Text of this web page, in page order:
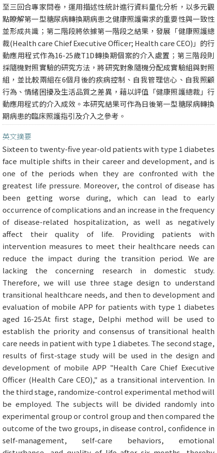
至三回合專家問卷，運用描述性統計進行資料量化分析，以多元觀
點瞭解第一型糖尿病轉換期病患之健康照護需求的重要性與一致性
並形成共識；第二階段將依據第一階段之結果，發展「健康照護總
裁(Health care Chief Executive Officer; Health care CEO)」的行
動應用程式作為16-25歲T1D轉換期個案的介入處置；第三階段則
採隨機對照實驗的研究方法，將研究對象隨機分配成實驗組與對照
組，並比較兩組在6個月後的疾病控制、自我管理信心、自我照顧
行為、情緒困擾及生活品質之差異，藉以評值「健康照護總裁」行
動應用程式的介入成效。本研究結果可作為日後第一型糖尿病轉換
期病患的臨床照護指引及介入之參考。
英文摘要
Sixteen to twenty-five year-old patients with type 1 diabetes
face multiple shifts in their career and development, and is
one of the periods when they are confronted with the
greatest life pressure. Moreover, the control of disease has
been getting worse during, which can lead to early
occurrence of complications and an increase in the frequency
of disease-related hospitalization, as well as negatively
affect their quality of life. Providing patients with
intervention measures to meet their healthcare needs can
reduce the impact during the transition period. We are
lacking the concerning research in domestic study.
Therefore, we will use three stage design to understand
transitional healthcare needs, and then to development and
evaluation of mobile APP for patients with type 1 diabetes
aged 16-25.At first stage, Delphi method will be used to
establish the priority and consensus of transitional health
care needs in patient with type 1 diabetes. The second stage,
results of first-stage study will be used in the design and
development of mobile APP "Health Care Chief Executive
Officer (Health Care CEO)," as a transitional intervention. In
the third stage, randomize-control experimental method will
be employed. The subjects will be divided randomly into
experimental group or control group and then compared the
outcome of the two groups, in disease control, confidence in
self-management, self-care behaviors, emotional